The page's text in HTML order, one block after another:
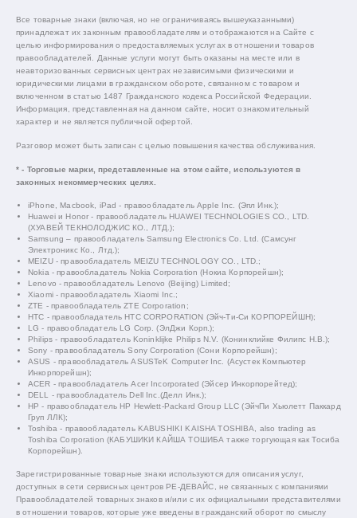
Все товарные знаки (включая, но не ограничиваясь вышеуказанными)
принадлежат их законным правообладателям и отображаются на Сайте с
целью информирования о предоставляемых услугах в отношении товаров
правообладателей. Данные услуги могут быть оказаны на месте или в
неавторизованных сервисных центрах независимыми физическими и
юридическими лицами в гражданском обороте, связанном с товаром и
включенном в статью 1487 Гражданского кодекса Российской Федерации.
Информация, представленная на данном сайте, носит ознакомительный
характер и не является публичной офертой.
Разговор может быть записан с целью повышения качества обслуживания.
* - Торговые марки, представленные на этом сайте, используются в
законных некоммерческих целях.
iPhone, Macbook, iPad - правообладатель Apple Inc. (Эпл Инк.);
Huawei и Honor - правообладатель HUAWEI TECHNOLOGIES CO., LTD.
(ХУАВЕЙ ТЕКНОЛОДЖИС КО., ЛТД.);
Samsung – правообладатель Samsung Electronics Co. Ltd. (Самсунг
Электроникс Ко., Лтд.);
MEIZU - правообладатель MEIZU TECHNOLOGY CO., LTD.;
Nokia - правообладатель Nokia Corporation (Нокиа Корпорейшн);
Lenovo - правообладатель Lenovo (Beijing) Limited;
Xiaomi - правообладатель Xiaomi Inc.;
ZTE - правообладатель ZTE Corporation;
HTC - правообладатель HTC CORPORATION (Эйч-Ти-Си КОРПОРЕЙШН);
LG - правообладатель LG Corp. (ЭлДжи Корп.);
Philips - правообладатель Koninklijke Philips N.V. (Конинклийке Филипс Н.В.);
Sony - правообладатель Sony Corporation (Сони Корпорейшн);
ASUS - правообладатель ASUSTeK Computer Inc. (Асустек Компьютер
Инкорпорейшн);
ACER - правообладатель Acer Incorporated (Эйсер Инкорпорейтед);
DELL - правообладатель Dell Inc.(Делл Инк.);
HP - правообладатель HP Hewlett-Packard Group LLC (ЭйчПи Хьюлетт Паккард
Груп ЛЛК);
Toshiba - правообладатель KABUSHIKI KAISHA TOSHIBA, also trading as
Toshiba Corporation (КАБУШИКИ КАЙША ТОШИБА также торгующая как Тосиба
Корпорейшн).
Зарегистрированные товарные знаки используются для описания услуг,
доступных в сети сервисных центров РЕ-ДЕВАЙС, не связанных с компаниями
Правообладателей товарных знаков и/или с их официальными представителями
в отношении товаров, которые уже введены в гражданский оборот по смыслу